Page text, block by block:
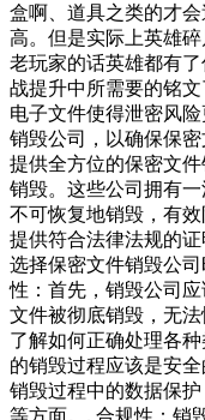
盒啊、道具之类的才
高。但是实际上英雄
老玩家的话英雄都有
战提升中所需要的铭
电子文件使得泄密风
销毁公司，以确保保
提供全方位的保密文
销毁。这些公司拥有
不可恢复地销毁，有
提供符合法律法规的
选择保密文件销毁公
性：首先，销毁公司
文件被彻底销毁，无
了解如何正确处理各
的销毁过程应该是安
销毁过程中的数据保